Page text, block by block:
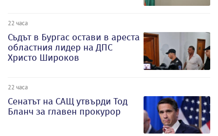
22 часа
Съдът в Бургас остави в ареста
областния лидер на ДПС
Христо Широков
22 часа
Сенатът на САЩ утвърди Тод
Бланч за главен прокурор